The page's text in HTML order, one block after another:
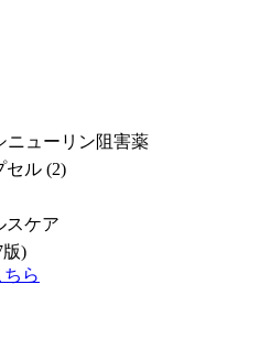
ニューリン阻害薬
セル (2)
スケア
版)
ら